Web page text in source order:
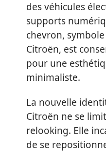
des véhicules
supports
chevron,
Citroën, est
pour une
minimaliste.
La nouvelle
Citroën ne se
relooking. Elle
de se